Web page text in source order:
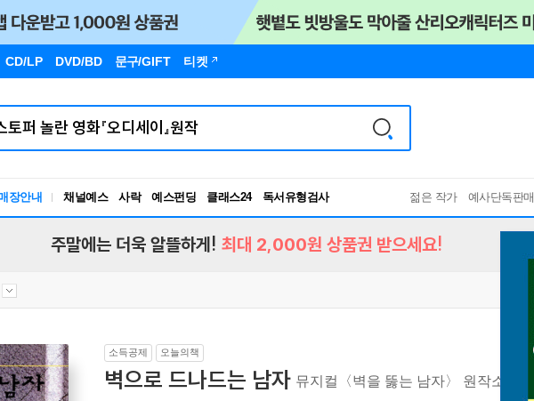
CD/LP DVD/BD 문구/GIFT 티켓
장안내 채널예스 사락 예스펀딩 클래스24
독서유형검사
RBTI Lab
젊은 작가 예사단독판매
주말에는 더욱 알뜰하게! 최대 2,000원 상품권 받으세요!
소득공제 오늘의책
벽으로 드나드는 남자 뮤지컬〈벽을 뚫는 남자〉 원작소설